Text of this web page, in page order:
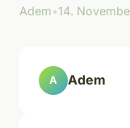
Adem•14.
A Adem